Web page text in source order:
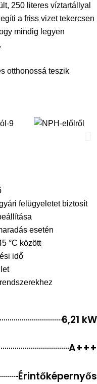
250 literes víztartállyal
a friss vizet tekercsen
mindig legyen
otthonossá teszik
felügyeletet biztosít
esetén
°C között
idő
6,21 kW
A+++
Érintőképernyős